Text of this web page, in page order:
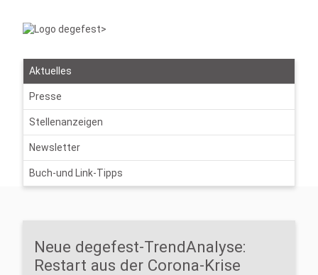
Aktuelles
Presse
Stellenanzeigen
Newsletter
Buch-und Link-Tipps
Neue degefest-TrendAnalyse:
Restart aus der Corona-Krise